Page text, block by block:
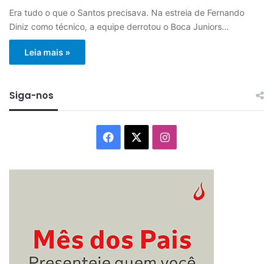
Era tudo o que o Santos precisava. Na estreia de Fernando
Diniz como técnico, a equipe derrotou o Boca Juniors…
Leia mais »
Siga-nos
Facebook Instagram